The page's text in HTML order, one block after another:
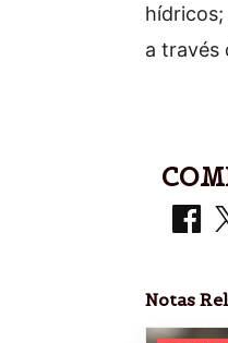
a través
Notas